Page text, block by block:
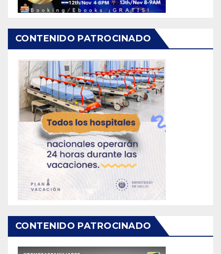
CONTENIDO PATROCINADO
CONTENIDO PATROCINADO